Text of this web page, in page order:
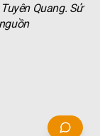
Quang. Sử